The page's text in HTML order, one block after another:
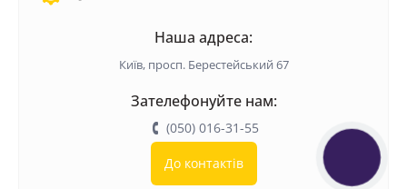
Наша адреса:
Київ, просп. Берестейський 67
Зателефонуйте нам:
(050) 016-31-55
До контактів